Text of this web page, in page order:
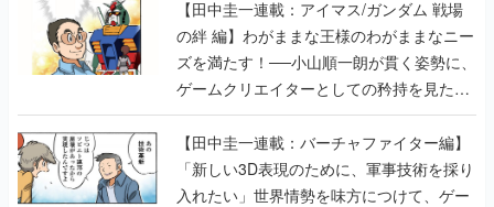
ゲームクリエイターとしての矜持を見た
【若ゲのいたり最終回】
【田中圭一連載：バーチャファイター編】
「新しい3D表現のために、軍事技術を採り
入れたい」世界情勢を味方につけて、ゲー
ムに革命をもたらした鈴木 裕の功績【若ゲ
のいたり】
【田中圭一：若ゲのいたり】ゲーム開発統